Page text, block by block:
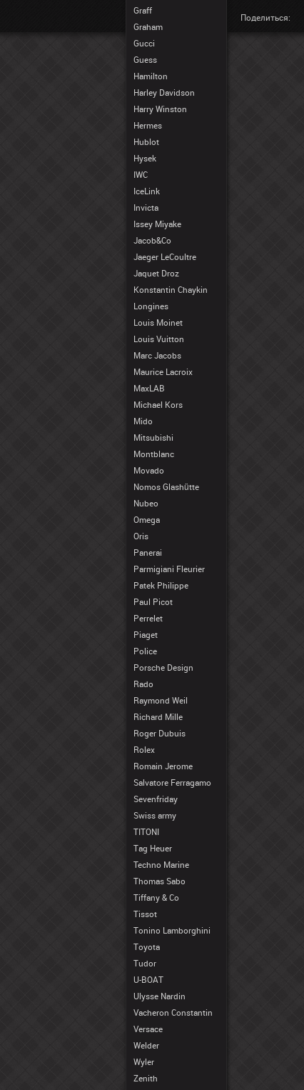
Graff
Graham
Gucci
Guess
Hamilton
Harley Davidson
Harry Winston
Hermes
Hublot
Hysek
IWC
IceLink
Invicta
Issey Miyake
Jacob&Co
Jaeger LeCoultre
Jaquet Droz
Konstantin Chaykin
Longines
Louis Moinet
Louis Vuitton
Marc Jacobs
Maurice Lacroix
MaxLAB
Michael Kors
Mido
Mitsubishi
Montblanc
Movado
Nomos Glashütte
Nubeo
Omega
Oris
Panerai
Parmigiani Fleurier
Patek Philippe
Paul Picot
Perrelet
Piaget
Police
Porsche Design
Rado
Raymond Weil
Richard Mille
Roger Dubuis
Rolex
Romain Jerome
Salvatore Ferragamo
Sevenfriday
Swiss army
TITONI
Tag Heuer
Techno Marine
Thomas Sabo
Tiffany & Co
Tissot
Tonino Lamborghini
Toyota
Tudor
U-BOAT
Ulysse Nardin
Vacheron Constantin
Versace
Welder
Wyler
Zenith
Поделиться: